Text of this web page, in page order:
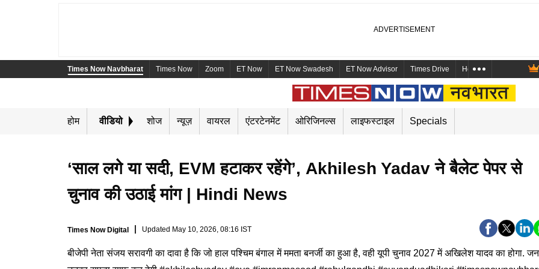
Times Now Navbharat Times Now Zoom ET Now ET Now Swadesh ET Now Advisor Times Drive Health and Me
होम वीडियो शोज न्यूज़ वायरल एंटरटेनमेंट ओरिजिनल्स लाइफस्टाइल Specials
Playing in picture-in-picture
‘साल लगे या सदी, EVM हटाकर रहेंगे’, Akhilesh Yadav ने बैलेट पेपर से
चुनाव की उठाई मांग | Hindi News
Times Now Digital Updated May 10, 2026, 08:16 IST
बीजेपी नेता संजय सरावगी का दावा है कि जो हाल पश्चिम बंगाल में ममता बनर्जी का हुआ है, वही यूपी चुनाव 2027 में अखिलेश यादव का होगा.